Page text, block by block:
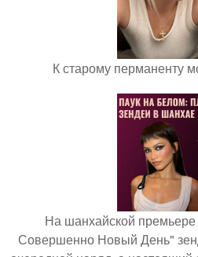
К старому перманенту
На шанхайской
Совершенно Новый День"